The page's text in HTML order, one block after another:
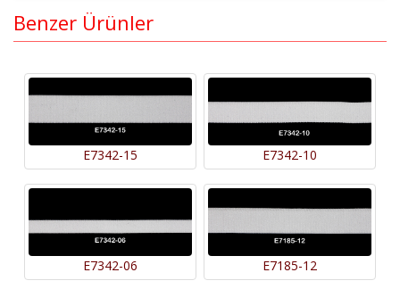
Benzer Ürünler
E7342-15 E7342-10
E7342-06 E7185-12